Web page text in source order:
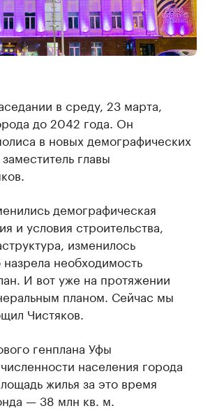
в среду, 23 марта,
до 2042 года. Он
в новых демографических
главы
демографическая
и условия строительства,
изменилось
необходимость
И вот уже на протяжении
планом. Сейчас мы
Чистяков.
генплана Уфы
населения города
жилья за это время
— 38 млн кв. м.